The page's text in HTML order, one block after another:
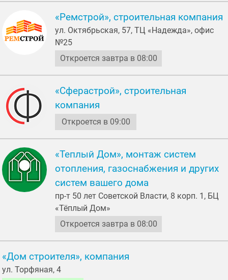
«Ремстрой», строительная компания
ул. Октябрьская, 57, ТЦ «Надежда», офис
№25
Откроется завтра в 08:00
«Сферастрой», строительная
компания
Откроется в 09:00
«Теплый Дом», монтаж систем
отопления, газоснабжения и других
систем вашего дома
пр-т 50 лет Советской Власти, 8 корп. 1, БЦ
«Тёплый Дом»
Откроется завтра в 08:00
«Дом строителя», компания
ул. Торфяная, 4